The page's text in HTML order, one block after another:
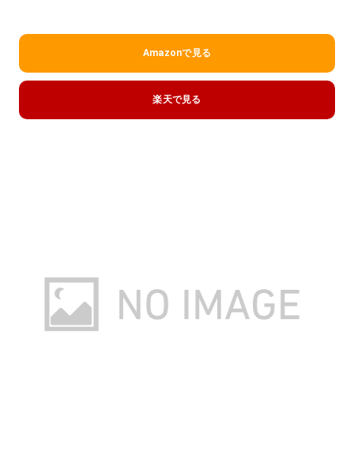
Amazonで見る
楽天で見る